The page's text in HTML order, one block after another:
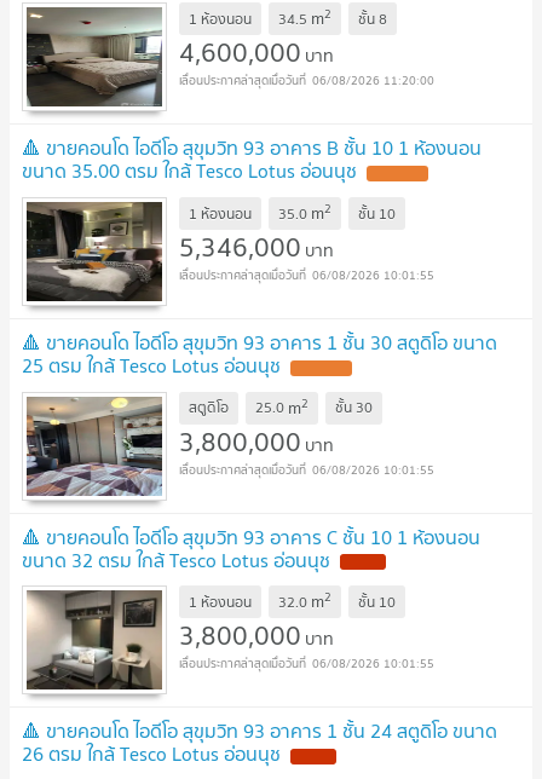
1 ห้องนอน 34.5 m2 ชั้น8
4,600,000 บาท
06/08/2026 11:20:00
🔺 ขายคอนโด ไอดีโอ สุขุมวิท 93 อาคาร B ชั้น 10 1 ห้องนอน
ขนาด 35.00 ตรม ใกล้ Tesco Lotus อ่อนนุช
1 ห้องนอน 35.0 m2 ชั้น 10
5,346,000 บาท
06/08/2026 10:01:55
🔺 ขายคอนโด ไอดีโอ สุขุมวิท 93 อาคาร 1 ชั้น 30 สตูดิโอ ขนาด
25 ตรม ใกล้ Tesco Lotus อ่อนนุช
สตูดิโอ 25.0 m2 ชั้น 30
3,800,000 บาท
06/08/2026 10:01:55
🔺 ขายคอนโด ไอดีโอ สุขุมวิท 93 อาคาร C ชั้น 10 1 ห้องนอน
ขนาด 32 ตรม ใกล้ Tesco Lotus อ่อนนุช
1 ห้องนอน 32.0 m2 ชั้น 10
3,800,000 บาท
06/08/2026 10:01:55
🔺 ขายคอนโด ไอดีโอ สุขุมวิท 93 อาคาร 1 ชั้น 24 สตูดิโอ ขนาด
26 ตรม ใกล้ Tesco Lotus อ่อนนุช